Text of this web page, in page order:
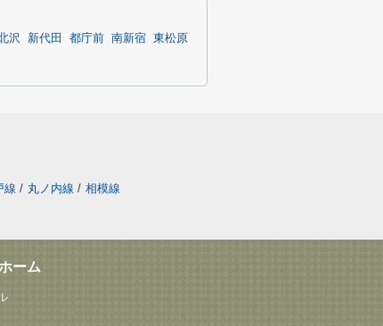
沢 新代田 都庁前 南新宿 東松原
線 / 丸ノ内線 / 相模線
ーム